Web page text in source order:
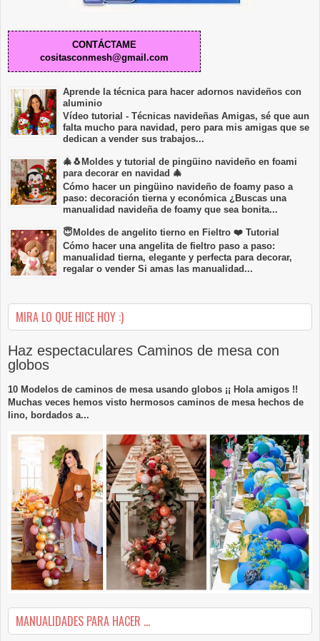
CONTÁCTAME
cositasconmesh@gmail.com
Aprende la técnica para hacer adornos navideños con
aluminio
Vídeo tutorial - Técnicas navideñas Amigas, sé que aun
falta mucho para navidad, pero para mis amigas que se
dedican a vender sus trabajos...
🎄🐧Moldes y tutorial de pingüino navideño en foami
para decorar en navidad 🎄
Cómo hacer un pingüino navideño de foamy paso a
paso: decoración tierna y económica ¿Buscas una
manualidad navideña de foamy que sea bonita...
😇Moldes de angelito tierno en Fieltro ❤️ Tutorial
Cómo hacer una angelita de fieltro paso a paso:
manualidad tierna, elegante y perfecta para decorar,
regalar o vender Si amas las manualidad...
MIRA LO QUE HICE HOY :)
Haz espectaculares Caminos de mesa con
globos
10 Modelos de caminos de mesa usando globos ¡¡ Hola amigos !!
Muchas veces hemos visto hermosos caminos de mesa hechos de
lino, bordados a...
MANUALIDADES PARA HACER ...